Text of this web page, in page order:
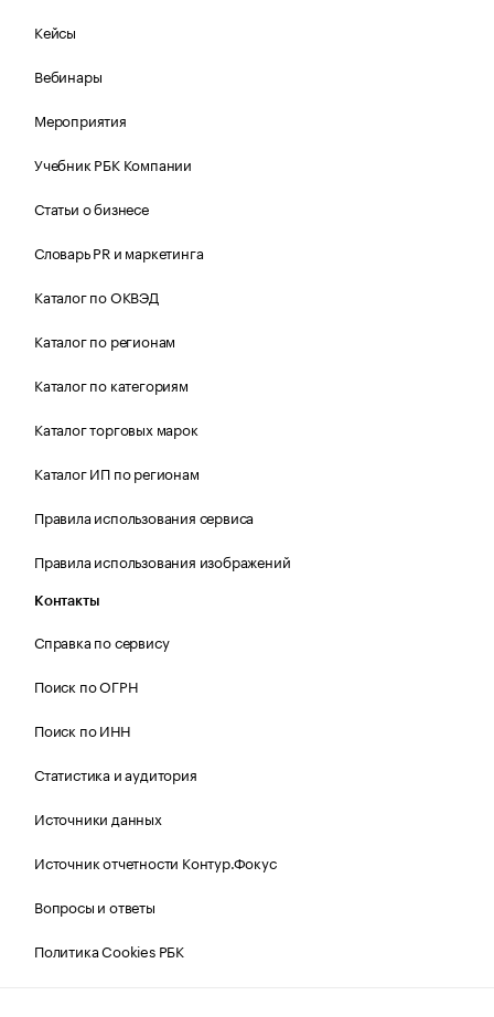
Кейсы
Вебинары
Мероприятия
Учебник РБК Компании
Статьи о бизнесе
Словарь PR и маркетинга
Каталог по ОКВЭД
Каталог по регионам
Каталог по категориям
Каталог торговых марок
Каталог ИП по регионам
Правила использования сервиса
Правила использования изображений
Контакты
Справка по сервису
Поиск по ОГРН
Поиск по ИНН
Статистика и аудитория
Источники данных
Источник отчетности Контур.Фокус
Вопросы и ответы
Политика Cookies РБК